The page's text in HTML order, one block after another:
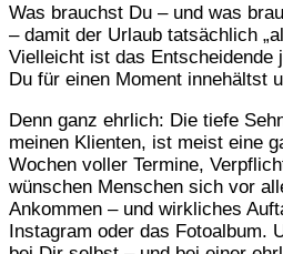
Was brauchst Du – und was
– damit der Urlaub tatsächlich
Vielleicht ist das Entscheidende
Du für einen Moment innehältst
Denn ganz ehrlich: Die tiefe
meinen Klienten, ist meist eine
Wochen voller Termine,
wünschen Menschen sich vor
Ankommen – und wirkliches
Instagram oder das Fotoalbum.